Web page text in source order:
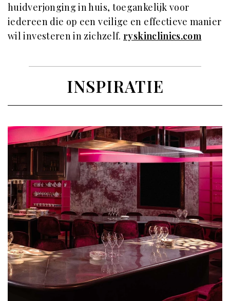
huidverjonging in huis, toegankelijk voor
iedereen die op een veilige en effectieve manier
wil investeren in zichzelf. ryskinclinics.com
INSPIRATIE